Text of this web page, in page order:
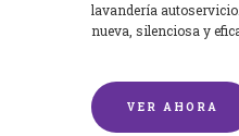
lavandería
nueva, silenciosa y
VER AHORA